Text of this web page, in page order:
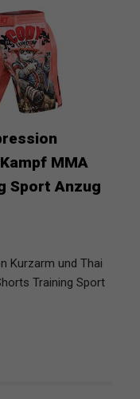
MMA
Sport Anzug
Kurzarm und Thai
Training Sport